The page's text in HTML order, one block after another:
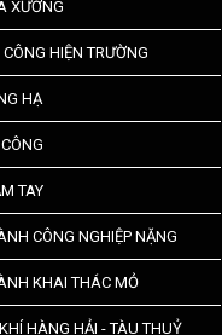
XƯỞNG
HIỆN TRƯỜNG
HẠ
TAY
CÔNG NGHIỆP NẶNG
KHAI THÁC MỎ
HÀNG HẢI - TÀU THUỶ